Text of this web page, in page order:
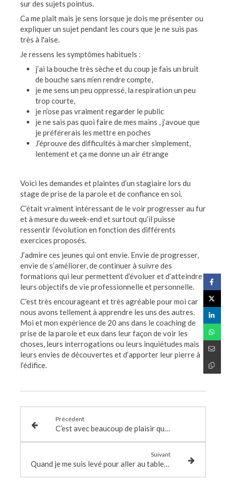
sur des sujets pointus.
Ca me plaît mais je sens lorsque je dois me présenter ou
expliquer un sujet pendant les cours que je ne suis pas
très à l'aise.
Je ressens les symptômes habituels :
j’ai la bouche très sèche et du coup je fais un bruit
de bouche sans m’en rendre compte,
je me sens un peu oppressé, la respiration un peu
trop courte,
je n’ose pas vraiment regarder le public
je ne sais pas quoi faire de mes mains , j’avoue que
je préférerais les mettre en poches
J’éprouve des difficultés à marcher simplement,
lentement et ça me donne un air étrange
Voici les demandes et plaintes d’un stagiaire lors du
stage de prise de la parole et de confiance en soi.
C’était vraiment intéressant de le voir progresser au fur
et à mesure du week-end et surtout qu’il puisse
ressentir l’évolution en fonction des différents
exercices proposés.
J’admire ces jeunes qui ont envie. Envie de progresser,
envie de s’améliorer, de continuer à suivre des
formations qui leur permettent d’évoluer et d’atteindre
leurs objectifs de vie professionnelle et personnelle.
C’est très encourageant et très agréable pour moi car
nous avons tellement à apprendre les uns des autres.
Moi et mon expérience de 20 ans dans le coaching de
prise de la parole et eux dans leur façon de voir les
choses, leurs interrogations ou leurs inquiétudes mais
leurs envies de découvertes et d’apporter leur pierre à
l’édifice.
Précédent
C’est avec beaucoup de plaisir que je vous souhaite une Très Bonne et Heureuse Année 2020 !
Suivant
Quand je me suis levé pour aller au tableau et préciser mes explications, j’ai senti tous les regards sur moi et j’ai compris que j’avais fait un grand pas vers la confiance en moi.